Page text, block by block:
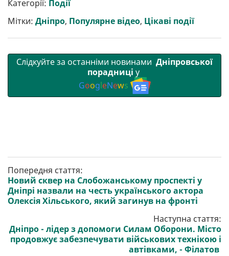
и
т
и
o
o
k
e
r a
m
p
p
Категорії: Події
Мітки: Дніпро, Популярне відео, Цікаві події
Слідкуйте за останніми новинами Дніпровської
порадниці у
GoogleNews
Попередня стаття:
Новий сквер на Слобожанському проспекті у
Дніпрі назвали на честь українського актора
Олексія Хільського, який загинув на фронті
Наступна стаття:
Дніпро - лідер з допомоги Силам Оборони. Місто
продовжує забезпечувати військових технікою і
автівками, - Філатов